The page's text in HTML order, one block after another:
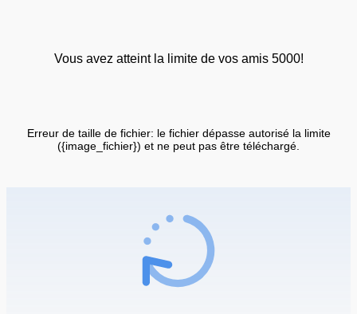
Vous avez atteint la limite de vos amis 5000!
Erreur de taille de fichier: le fichier dépasse autorisé la limite
({image_fichier}) et ne peut pas être téléchargé.